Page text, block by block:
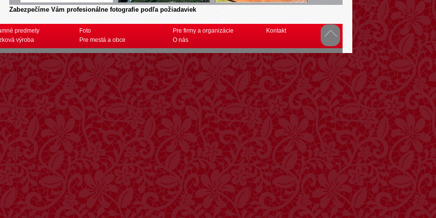
Zabezpečíme Vám profesionálne fotografie podľa požiadaviek
predmety
výroba
Foto
Pre mestá a obce
Pre firmy a organizácie
O nás
Kontakt